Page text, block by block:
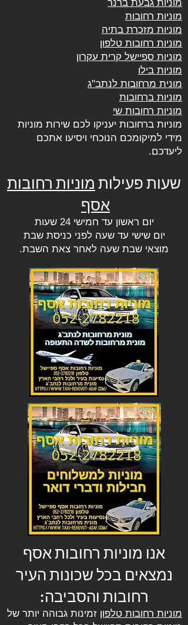
מוניות גבעת ברנר
מוניות רחובות
מוניות מזכרת בתיה
מוניות רחובות טלפון
מוניות ספיישל קרית עקרון
מוניות בילו
מונית מרחובות לנתב"ג
מוניות ברחובות
מוניות רחובות שי
מוניות ברחובות יעניקו לכם שירות מוניות
מידי למיקומכם הנוכחי ויסיעו אתכם
ליעדכם.
שעות פעילות מוניות רחובות
אסף
יום ראשון עד חמישי 24 שעות
יום שישי עד שעה לפני כניסת שבת
מוצאי שבת שעה לאחר צאת השבת.
אנו מוניות רחובות אסף
נמצאים בכל שכונות העיר
רחובות והסביבה:
מוניות רחובות טלפון זמינות גבוהה יותר של